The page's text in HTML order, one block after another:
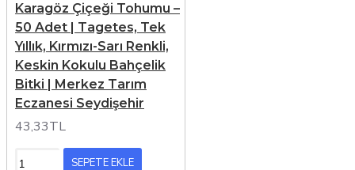
Karagöz Çiçeği Tohumu –
50 Adet | Tagetes, Tek
Yıllık, Kırmızı-Sarı Renkli,
Keskin Kokulu Bahçelik
Bitki | Merkez Tarım
Eczanesi Seydişehir
43,33TL
SEPETE EKLE